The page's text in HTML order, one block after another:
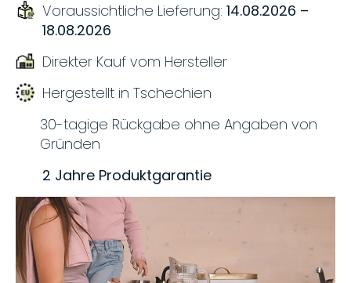
Voraussichtliche Lieferung: 14.08.2026 –
18.08.2026
Direkter Kauf vom Hersteller
Hergestellt in Tschechien
30-tagige Rückgabe ohne Angaben von
Gründen
2 Jahre Produktgarantie